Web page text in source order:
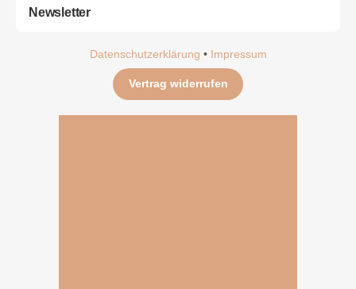
Newsletter
Datenschutzerklärung • Impressum
Vertrag widerrufen